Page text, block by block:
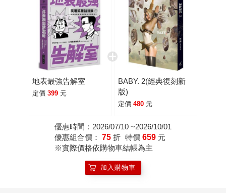
地表最強告解室
定價 399 元
BABY. 2(經典復刻新
版)
定價 480 元
優惠時間：2026/07/10 ~2026/10/01
優惠組合價： 75 折 特價 659 元
※實際價格依購物車結帳為主
加入購物車